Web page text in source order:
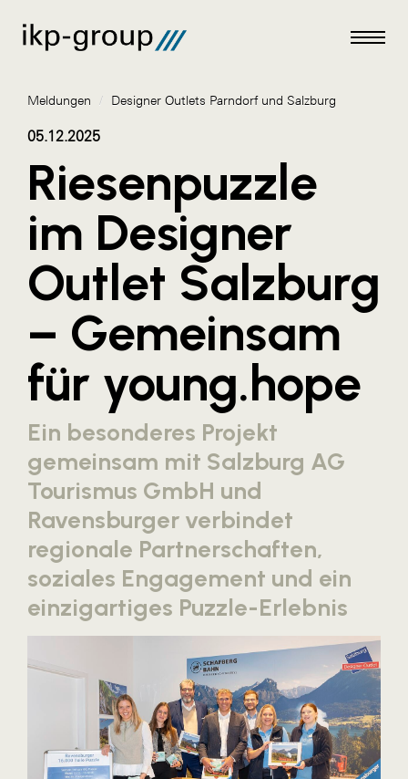
Meldungen
AKTUELLES
ACO
ALEX Krems
Amazon Web Services
Artweger
AustroCel Hallein
Blaguss
Bundesverband Sonnenschutztechnik
Cineplexx
Colmobil Austria
Controller Institut
Designer Outlets Parndorf und Salzburg
FG UBIT Salzburg
Meldungen / Designer Outlets Parndorf und Salzburg
05.12.2025
Riesenpuzzle
im Designer
Outlet Salzburg
– Gemeinsam
für young.hope
Ein besonderes Projekt
gemeinsam mit Salzburg AG
Tourismus GmbH und
Ravensburger verbindet
regionale Partnerschaften,
soziales Engagement und ein
einzigartiges Puzzle-Erlebnis